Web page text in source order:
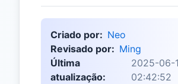
Criado por: Neo
Revisado por: Ming
Última
atualização:
2025-06-
02:42:52